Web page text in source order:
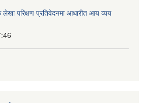
परिक्षण प्रतिवेदनमा आधारीत आय व्यय